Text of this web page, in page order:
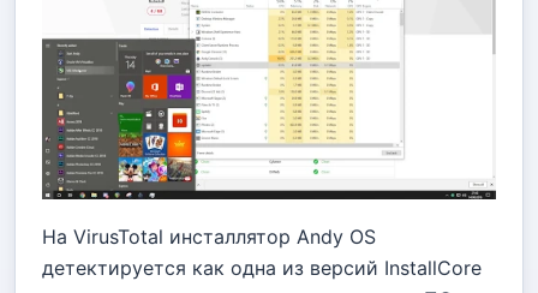
На VirusTotal инсталлятор Andy OS
детектируется как одна из версий InstallCore